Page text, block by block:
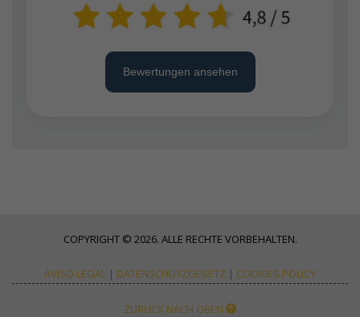
Bewertungen ansehen
COPYRIGHT © 2026. ALLE RECHTE VORBEHALTEN.
AVISO LEGAL | DATENSCHUTZGESETZ | COOKIES POLICY
ZURÜCK NACH OBEN